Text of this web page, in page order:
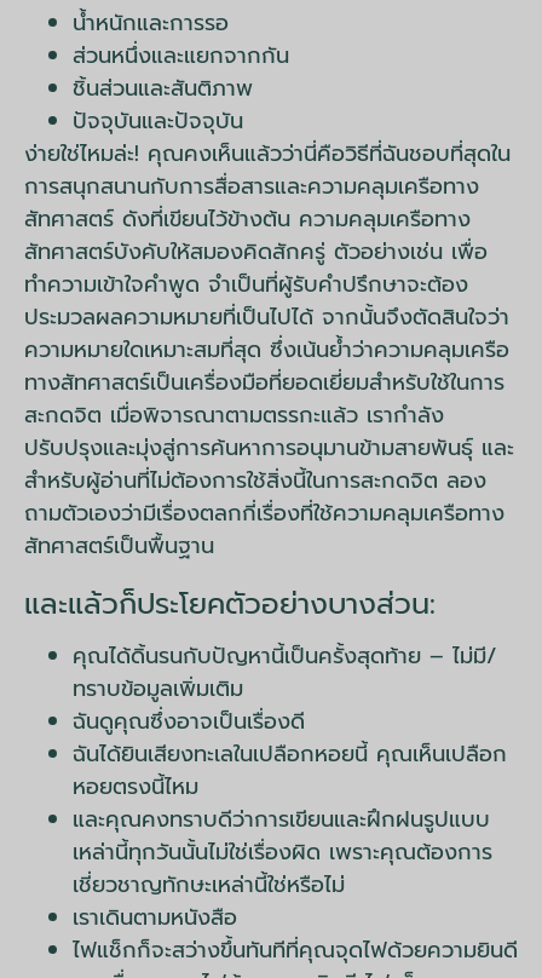
น้ำหนักและการรอ
ส่วนหนึ่งและแยกจากกัน
ชิ้นส่วนและสันติภาพ
ปัจจุบันและปัจจุบัน
ง่ายใช่ไหมล่ะ! คุณคงเห็นแล้วว่านี่คือวิธีที่ฉันชอบที่สุดใน
การสนุกสนานกับการสื่อสารและความคลุมเครือทาง
สัทศาสตร์ ดังที่เขียนไว้ข้างต้น ความคลุมเครือทาง
สัทศาสตร์บังคับให้สมองคิดสักครู่ ตัวอย่างเช่น เพื่อ
ทำความเข้าใจคำพูด จำเป็นที่ผู้รับคำปรึกษาจะต้อง
ประมวลผลความหมายที่เป็นไปได้ จากนั้นจึงตัดสินใจว่า
ความหมายใดเหมาะสมที่สุด ซึ่งเน้นย้ำว่าความคลุมเครือ
ทางสัทศาสตร์เป็นเครื่องมือที่ยอดเยี่ยมสำหรับใช้ในการ
สะกดจิต เมื่อพิจารณาตามตรรกะแล้ว เรากำลัง
ปรับปรุงและมุ่งสู่การค้นหาการอนุมานข้ามสายพันธุ์ และ
สำหรับผู้อ่านที่ไม่ต้องการใช้สิ่งนี้ในการสะกดจิต ลอง
ถามตัวเองว่ามีเรื่องตลกกี่เรื่องที่ใช้ความคลุมเครือทาง
สัทศาสตร์เป็นพื้นฐาน
และแล้วก็ประโยคตัวอย่างบางส่วน:
คุณได้ดิ้นรนกับปัญหานี้เป็นครั้งสุดท้าย – ไม่มี/
ทราบข้อมูลเพิ่มเติม
ฉันดูคุณซึ่งอาจเป็นเรื่องดี
ฉันได้ยินเสียงทะเลในเปลือกหอยนี้ คุณเห็นเปลือก
หอยตรงนี้ไหม
และคุณคงทราบดีว่าการเขียนและฝึกฝนรูปแบบ
เหล่านี้ทุกวันนั้นไม่ใช่เรื่องผิด เพราะคุณต้องการ
เชี่ยวชาญทักษะเหล่านี้ใช่หรือไม่
เราเดินตามหนังสือ
ไฟแช็กก็จะสว่างขึ้นทันทีที่คุณจุดไฟด้วยความยินดี